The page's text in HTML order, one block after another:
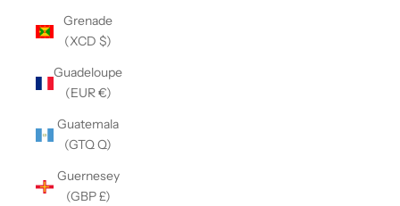
Grenade
(XCD $)
Guadeloupe
(EUR €)
Guatemala
(GTQ Q)
Guernesey
(GBP £)